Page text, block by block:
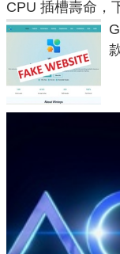
CPU 插槽壽命，